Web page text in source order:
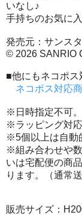
いなし♪
手持ちのお気に
発売元：サンス
© 2026 SANRIO
■他にもネコポス
ネコポス対応
※日時指定不可。
※ラッピング対応
※5個以上は自動
※組み合わせや
いは宅配便の商
ります。（通常
販売サイズ：